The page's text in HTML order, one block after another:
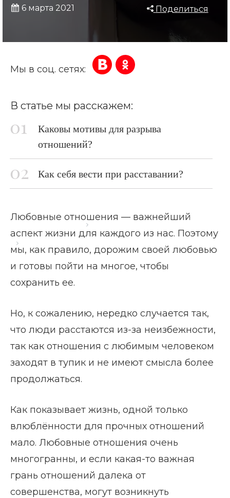
6 марта 2021 Поделиться
Мы в соц. сетях:
В статье мы расскажем:
Каковы мотивы для разрыва
отношений?
Как себя вести при расставании?
Любовные отношения — важнейший
аспект жизни для каждого из нас. Поэтому
мы, как правило, дорожим своей любовью
и готовы пойти на многое, чтобы
сохранить ее.
Но, к сожалению, нередко случается так,
что люди расстаются из-за неизбежности,
так как отношения с любимым человеком
заходят в тупик и не имеют смысла более
продолжаться.
Как показывает жизнь, одной только
влюблённости для прочных отношений
мало. Любовные отношения очень
многогранны, и если какая-то важная
грань отношений далека от
совершенства, могут возникнуть